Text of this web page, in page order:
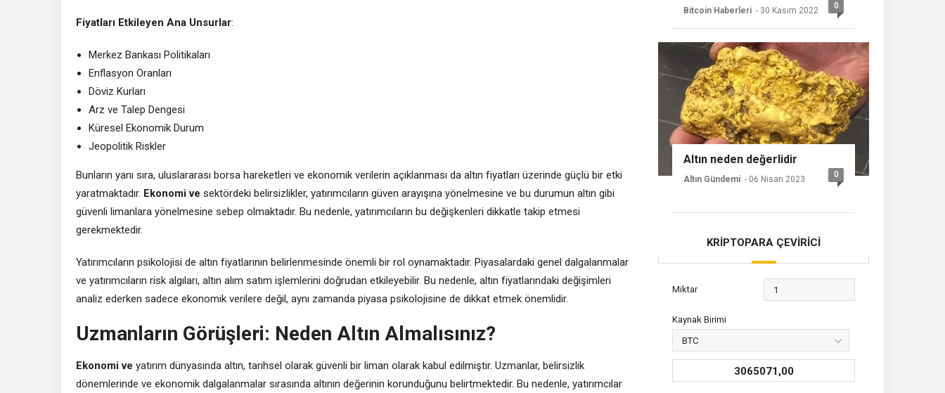
Fiyatları Etkileyen Ana Unsurlar:
Merkez Bankası Politikaları
Enflasyon Oranları
Döviz Kurları
Arz ve Talep Dengesi
Küresel Ekonomik Durum
Jeopolitik Riskler
Bunların yanı sıra, uluslararası borsa hareketleri ve ekonomik verilerin açıklanması da altın fiyatları üzerinde güçlü bir etki
yaratmaktadır. Ekonomi ve sektördeki belirsizlikler, yatırımcıların güven arayışına yönelmesine ve bu durumun altın gibi
güvenli limanlara yönelmesine sebep olmaktadır. Bu nedenle, yatırımcıların bu değişkenleri dikkatle takip etmesi
gerekmektedir.
Yatırımcıların psikolojisi de altın fiyatlarının belirlenmesinde önemli bir rol oynamaktadır. Piyasalardaki genel dalgalanmalar
ve yatırımcıların risk algıları, altın alım satım işlemlerini doğrudan etkileyebilir. Bu nedenle, altın fiyatlarındaki değişimleri
analiz ederken sadece ekonomik verilere değil, aynı zamanda piyasa psikolojisine de dikkat etmek önemlidir.
Uzmanların Görüşleri: Neden Altın Almalısınız?
Ekonomi ve yatırım dünyasında altın, tarihsel olarak güvenli bir liman olarak kabul edilmiştir. Uzmanlar, belirsizlik
dönemlerinde ve ekonomik dalgalanmalar sırasında altının değerinin korunduğunu belirtmektedir. Bu nedenle, yatırımcılar
Bitcoin Haberleri - 30 Kasım 2022 0
Altın neden değerlidir
Altın Gündemi - 06 Nisan 2023 0
KRİPTOPARA ÇEVİRİCİ
Miktar
Kaynak Birimi
3065071,00